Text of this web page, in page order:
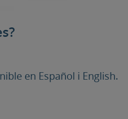
en Español i English.